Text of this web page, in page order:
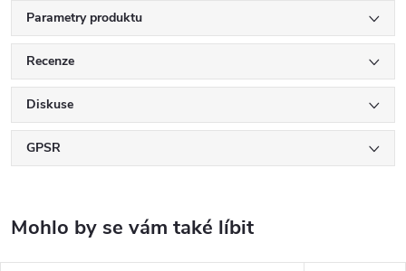
Parametry produktu
Recenze
Diskuse
GPSR